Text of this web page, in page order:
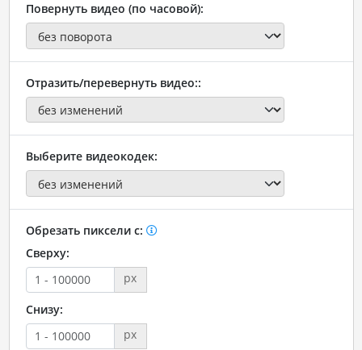
Повернуть видео (по часовой):
Отразить/перевернуть видео::
Выберите видеокодек:
Обрезать пиксели с:
Сверху:
px
Снизу:
px